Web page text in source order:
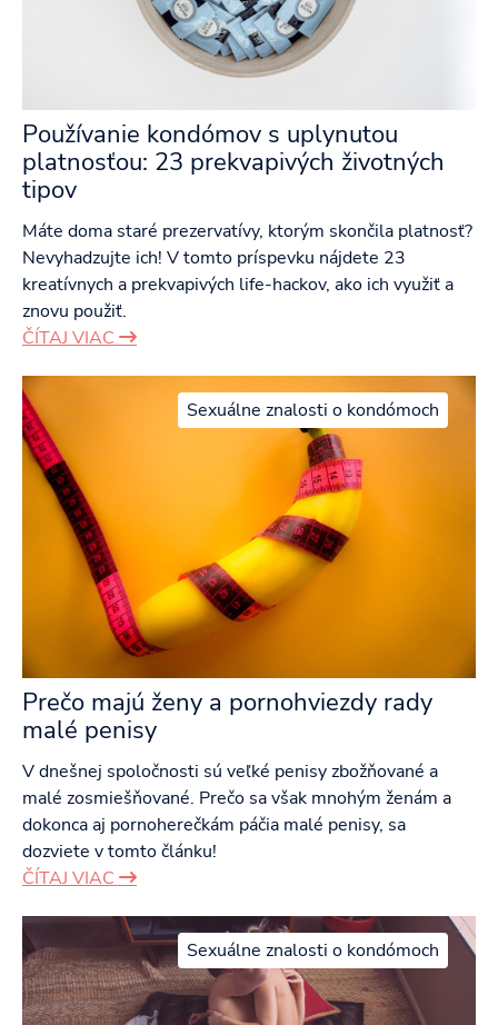
Používanie kondómov s uplynutou
platnosťou: 23 prekvapivých životných
tipov
Máte doma staré prezervatívy, ktorým skončila platnosť?
Nevyhadzujte ich! V tomto príspevku nájdete 23
kreatívnych a prekvapivých life-hackov, ako ich využiť a
znovu použiť.
ČÍTAJ VIAC
Sexuálne znalosti o kondómoch
Prečo majú ženy a pornohviezdy rady
malé penisy
V dnešnej spoločnosti sú veľké penisy zbožňované a
malé zosmiešňované. Prečo sa však mnohým ženám a
dokonca aj pornoherečkám páčia malé penisy, sa
dozviete v tomto článku!
ČÍTAJ VIAC
Sexuálne znalosti o kondómoch